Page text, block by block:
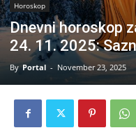
Horoskop
Dnevni horoskop
24. 11. 2025:
By Portal - November 23, 2025